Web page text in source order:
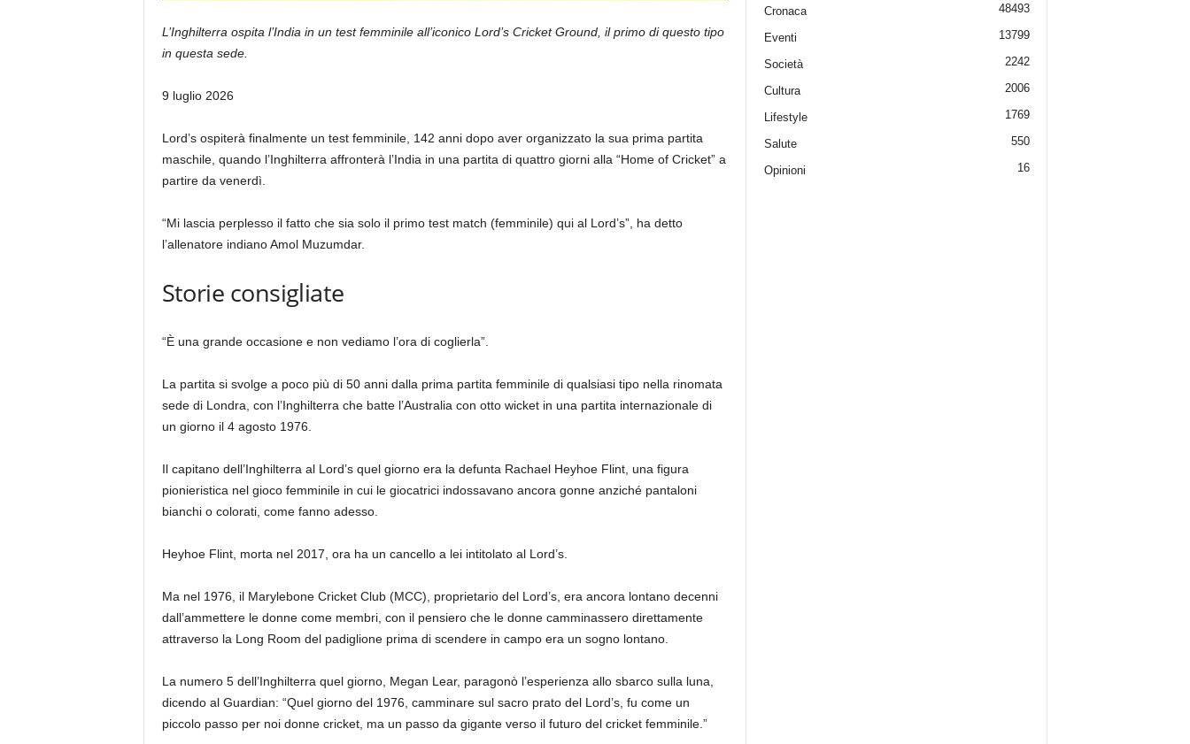
L’Inghilterra ospita l’India in un test femminile all’iconico Lord’s Cricket Ground, il primo di questo tipo
in questa sede.
Pubblicato
9
luglio
2026
9 luglio 2026
Lord’s ospiterà finalmente un test femminile, 142 anni dopo aver organizzato la sua prima partita
maschile, quando l’Inghilterra affronterà l’India in una partita di quattro giorni alla “Home of Cricket” a
partire da venerdì.
“Mi lascia perplesso il fatto che sia solo il primo test match (femminile) qui al Lord’s”, ha detto
l’allenatore indiano Amol Muzumdar.
Storie consigliate
elenco
3
elementi
fine
“È una grande occasione e non vediamo l’ora di coglierla”.
La partita si svolge a poco più di 50 anni dalla prima partita femminile di qualsiasi tipo nella rinomata
sede di Londra, con l’Inghilterra che batte l’Australia con otto wicket in una partita internazionale di
un giorno il 4 agosto 1976.
Il capitano dell’Inghilterra al Lord’s quel giorno era la defunta Rachael Heyhoe Flint, una figura
pionieristica nel gioco femminile in cui le giocatrici indossavano ancora gonne anziché pantaloni
bianchi o colorati, come fanno adesso.
Heyhoe Flint, morta nel 2017, ora ha un cancello a lei intitolato al Lord’s.
Ma nel 1976, il Marylebone Cricket Club (MCC), proprietario del Lord’s, era ancora lontano decenni
dall’ammettere le donne come membri, con il pensiero che le donne camminassero direttamente
attraverso la Long Room del padiglione prima di scendere in campo era un sogno lontano.
La numero 5 dell’Inghilterra quel giorno, Megan Lear, paragonò l’esperienza allo sbarco sulla luna,
dicendo al Guardian: “Quel giorno del 1976, camminare sul sacro prato del Lord’s, fu come un
piccolo passo per noi donne cricket, ma un passo da gigante verso il futuro del cricket femminile.”
Cronaca 48493
Eventi 13799
Società 2242
Cultura 2006
Lifestyle 1769
Salute 550
Opinioni 16